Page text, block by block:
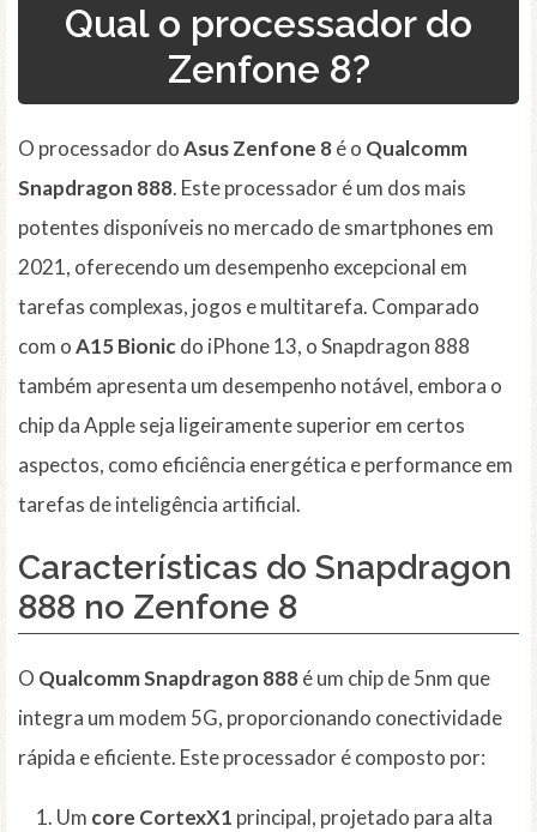
Qual o processador do
Zenfone 8?
O processador doAsus Zenfone 8é o Qualcomm
Snapdragon 888. Este processador é um dos mais
potentes disponíveis no mercado de smartphones em
2021, oferecendo um desempenho excepcional em
tarefas complexas, jogos e multitarefa. Comparado
com oA15 Bionicdo iPhone 13, o Snapdragon 888
também apresenta um desempenho notável, embora o
chip da Apple seja ligeiramente superior em certos
aspectos, como eficiência energética e performance em
tarefas de inteligência artificial.
Características do Snapdragon
888 no Zenfone 8
O Qualcomm Snapdragon 888é um chip de 5nm que
integra um modem 5G, proporcionando conectividade
rápida e eficiente. Este processador é composto por:
Um core CortexX1 principal, projetado para alta